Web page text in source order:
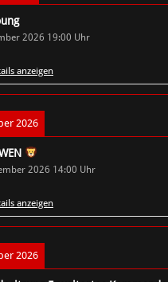
2026 19:00 Uhr
anzeigen
2026
2026 14:00 Uhr
anzeigen
2026